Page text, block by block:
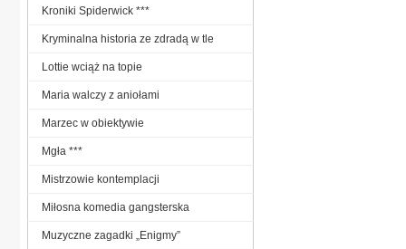
Kroniki Spiderwick ***
Kryminalna historia ze zdradą w tle
Lottie wciąż na topie
Maria walczy z aniołami
Marzec w obiektywie
Mgła ***
Mistrzowie kontemplacji
Miłosna komedia gangsterska
Muzyczne zagadki „Enigmy”